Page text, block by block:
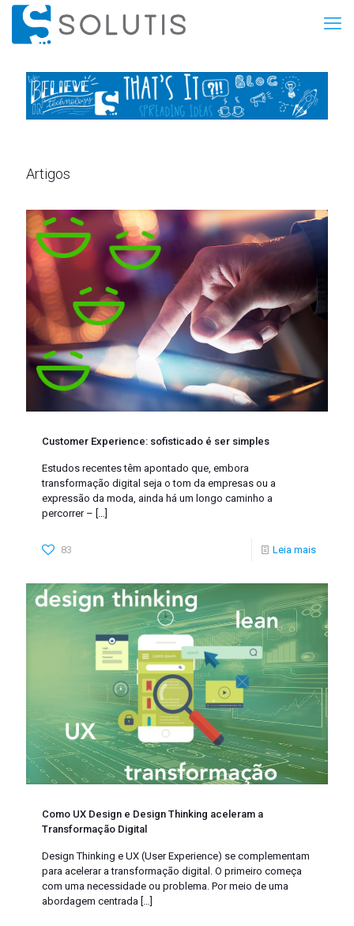
Artigos
Customer Experience: sofisticado é ser simples
Estudos recentes têm apontado que, embora
transformação digital seja o tom da empresas ou a
expressão da moda, ainda há um longo caminho a
percorrer –
83 Leia mais
Como UX Design e Design Thinking aceleram a
Transformação Digital
Design Thinking e UX (User Experience) se complementam
para acelerar a transformação digital. O primeiro começa
com uma necessidade ou problema. Por meio de uma
abordagem centrada […]